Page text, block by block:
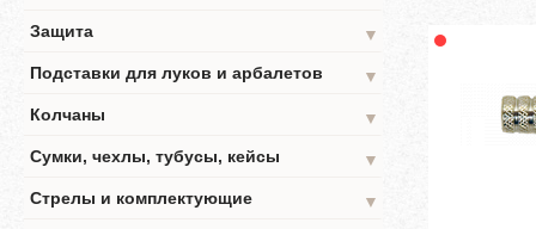
Защита
▼
Подставки для луков и арбалетов
▼
Колчаны
▼
Сумки, чехлы, тубусы, кейсы
▼
Стрелы и комплектующие
▼